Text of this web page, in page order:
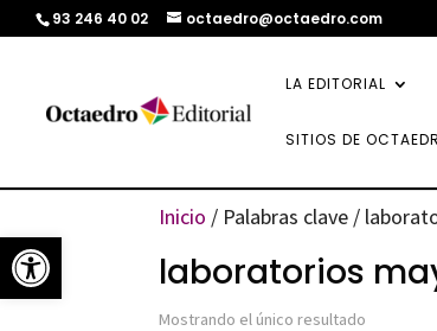
Abrir barra de herramientas
93 246 40 02 octaedro@octaedro.com
LA EDITORIAL
SITIOS DE
Inicio / Palabras clave /
laboratorios
Mostrando el único resultado